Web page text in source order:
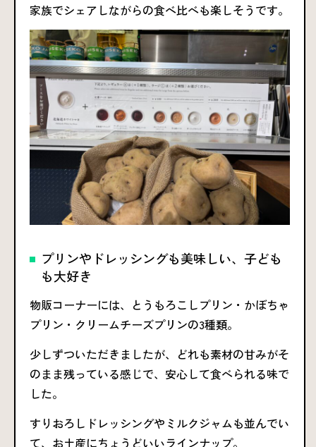
家族でシェアしながらの食べ比べも楽しそうです。
プリンやドレッシングも美味しい、子ども
も大好き
物販コーナーには、とうもろこしプリン・かぼちゃ
プリン・クリームチーズプリンの3種類。
少しずついただきましたが、どれも素材の甘みがそ
のまま残っている感じで、安心して食べられる味で
した。
すりおろしドレッシングやミルクジャムも並んでい
て、お土産にちょうどいいラインナップ。